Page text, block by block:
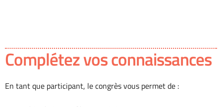
Complétez vos connaissances
En tant que participant, le congrès vous permet de :